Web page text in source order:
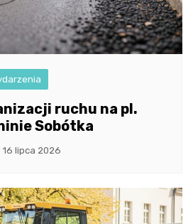
ruchu na pl.
Sobótka
16 lipca 2026